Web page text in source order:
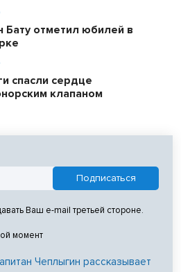
Бату отметил юбилей в
спасли сердце
клапаном
Ваш e-mail третьей стороне.
момент
Чеплыгин рассказывает